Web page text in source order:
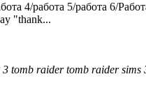
4/работа 5/работа 6/
"thank...
3 tomb raider tomb raider sims